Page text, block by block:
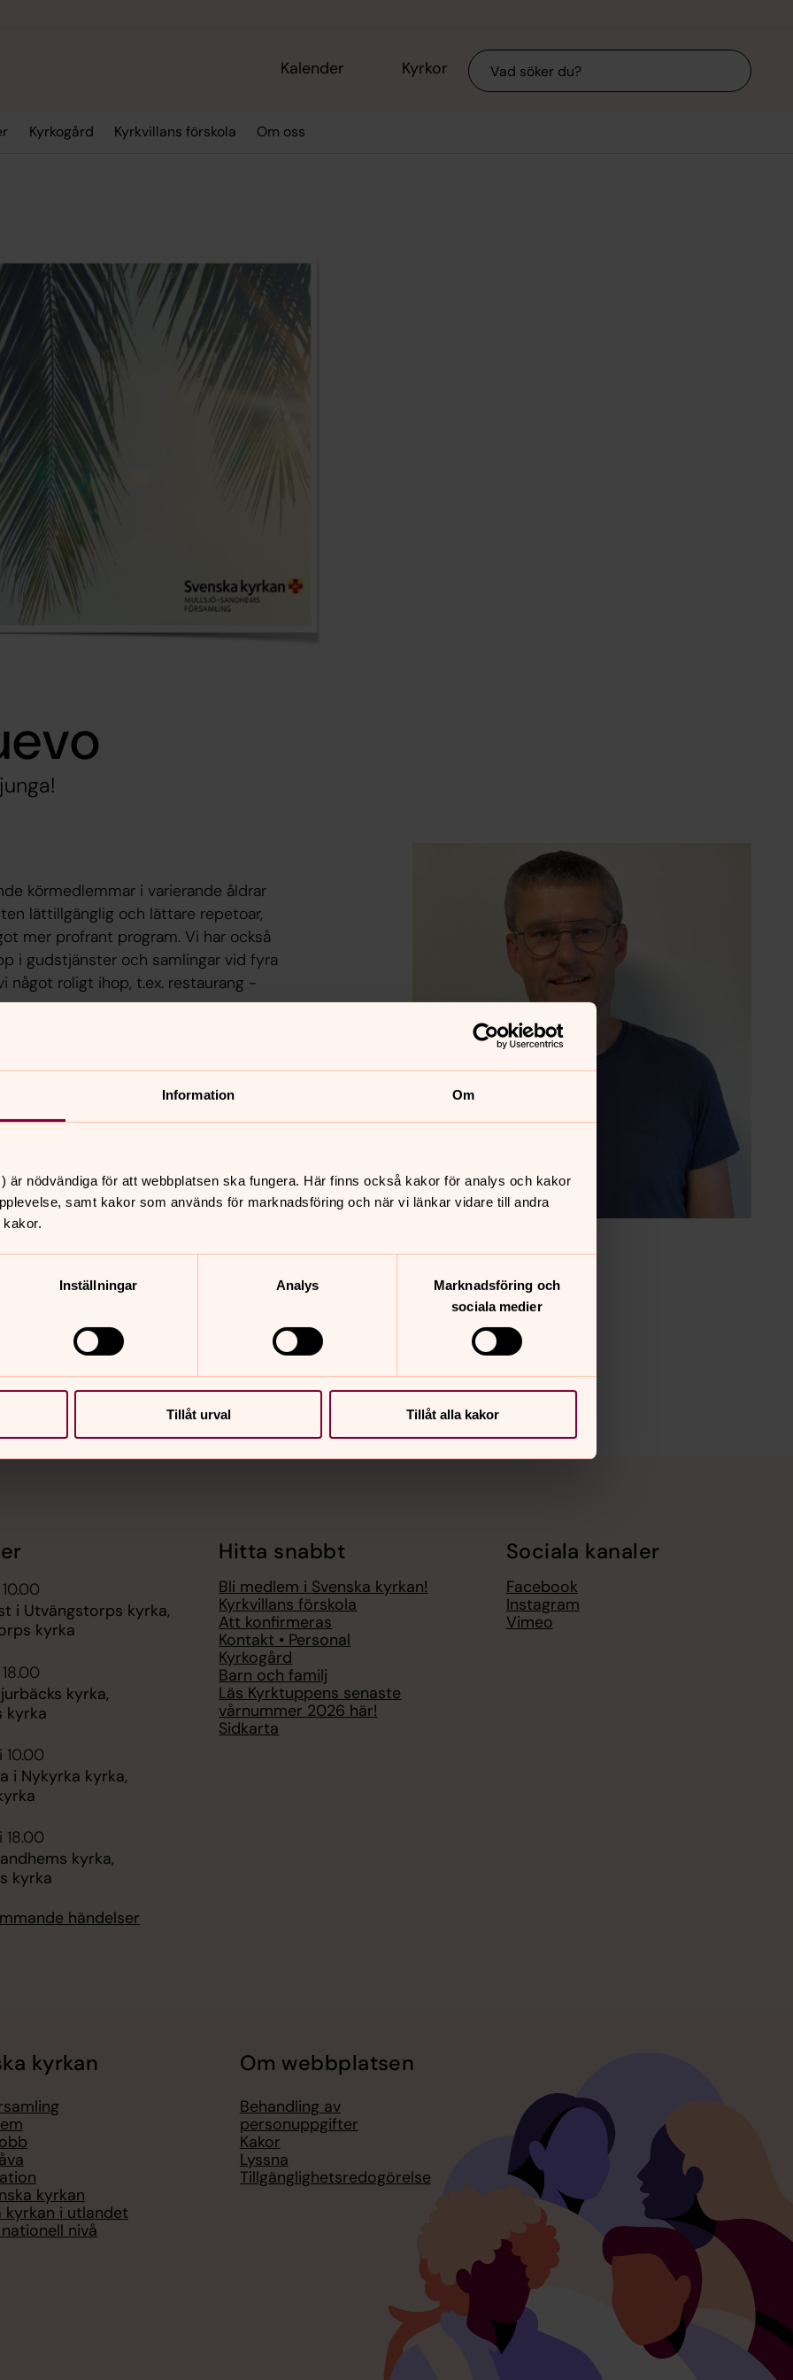
Information Om
är nödvändiga för att webbplatsen ska fungera. Här finns också kakor för analys och kakor
samt kakor som används för marknadsföring och när vi länkar vidare till andra
Inställningar Analys
Marknadsföring och
sociala medier
Tillåt urval Tillåt alla kakor
Kalender Kyrkor Sök
Kyrkogård Kyrkvillans förskola Om oss
körmedlemmar i varierande åldrar
lättillgänglig och lättare repetoar,
mer profrant program. Vi har också
i gudstjänster och samlingar vid fyra
något roligt ihop, t.ex. restaurang -
Enkelt fika vid varje tillfälle.
tel: 070-2444013 eller e-post
i Utvängstorps kyrka,
kyrka
kyrka,
kyrka
10.00
i Nykyrka kyrka,
18.00
kyrka,
kyrka
händelser
Hitta snabbt
Bli medlem i Svenska kyrkan!
Kyrkvillans förskola
Att konfirmeras
Kontakt • Personal
Kyrkogård
Barn och familj
Läs Kyrktuppens senaste
vårnummer 2026 här!
Sidkarta
Sociala kanaler
Facebook
Instagram
Vimeo
kyrkan
kyrkan
kyrkan i utlandet
nivå
Om webbplatsen
Behandling av
personuppgifter
Kakor
Lyssna
Tillgänglighetsredogörelse